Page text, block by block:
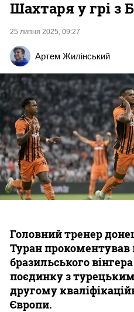
Шахтаря у грі
25 липня 2025, 09:27
Артем Жилінський
Головний тренер
Туран прокоментував
бразильського
поєдинку з
другому
Європи.